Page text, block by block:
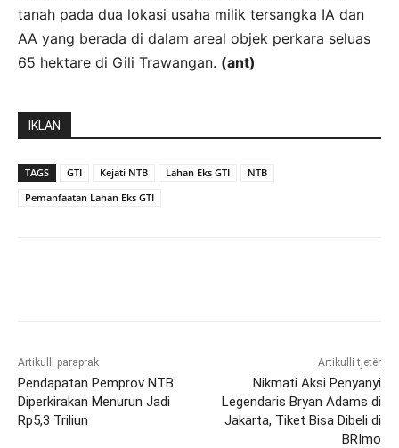
tanah pada dua lokasi usaha milik tersangka IA dan
AA yang berada di dalam areal objek perkara seluas
65 hektare di Gili Trawangan. (ant)
IKLAN
TAGS GTI Kejati NTB Lahan Eks GTI
NTB
Pemanfaatan Lahan Eks GTI
Artikulli paraprak
Pendapatan Pemprov NTB
Diperkirakan Menurun Jadi
Rp5,3 Triliun
Artikulli tjetër
Nikmati Aksi Penyanyi
Legendaris Bryan Adams di
Jakarta, Tiket Bisa Dibeli di
BRImo